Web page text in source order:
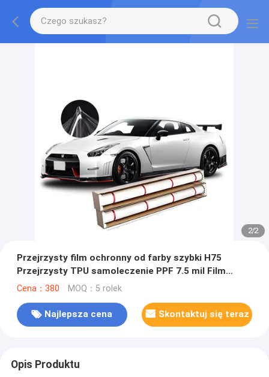
2/2
Przejrzysty film ochronny od farby szybki H75
Przejrzysty TPU samoleczenie PPF 7.5 mil Film
hydrofobowy do samochodów przeciwżółtowaniu
Cena：380 MOQ：5 rolek
Najlepsza cena Skontaktuj się teraz
Opis Produktu